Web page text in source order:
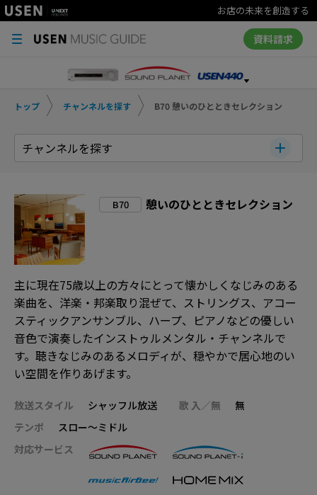
お店の未来を創造する
資料請求
トップ チャンネルを探す B70 憩いのひとときセレクション
チャンネルを探す
B70 憩いのひとときセレクション
主に現在75歳以上の方々にとって懐かしくなじみのある
楽曲を、洋楽・邦楽取り混ぜて、ストリングス、アコー
スティックアンサンブル、ハープ、ピアノなどの優しい
音色で演奏したインストゥルメンタル・チャンネルで
す。聴きなじみのあるメロディが、穏やかで居心地のい
い空間を作りあげます。
放送スタイル シャッフル放送 歌 入／無
無
テンポ
スロー～ミドル
対応サービス